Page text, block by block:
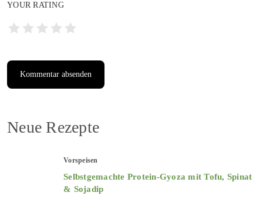
YOUR RATING
Neue Rezepte
Vorspeisen
Selbstgemachte Protein-Gyoza mit Tofu, Spinat
& Sojadip